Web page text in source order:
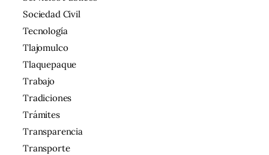
Sociedad Civil
Tecnología
Tlajomulco
Tlaquepaque
Trabajo
Tradiciones
Trámites
Transparencia
Transporte